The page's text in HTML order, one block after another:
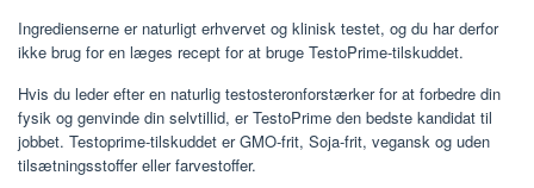
Ingredienserne er naturligt erhvervet og klinisk testet, og du har derfor
ikke brug for en læges recept for at bruge TestoPrime-tilskuddet.
Hvis du leder efter en naturlig testosteronforstærker for at forbedre din
fysik og genvinde din selvtillid, er TestoPrime den bedste kandidat til
jobbet. Testoprime-tilskuddet er GMO-frit, Soja-frit, vegansk og uden
tilsætningsstoffer eller farvestoffer.